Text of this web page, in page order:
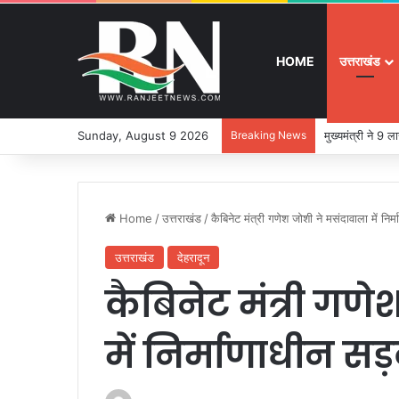
HOME उत्तराखंड
Sunday, August 9 2026 Breaking News मुख्यमंत्री ने 9
Home /उत्तराखंड /कैबिनेट मंत्री गणेश जोशी ने मसंदावाला में
उत्तराखंड देहरादून
कैबिनेट मंत्री
में निर्माणाधीन